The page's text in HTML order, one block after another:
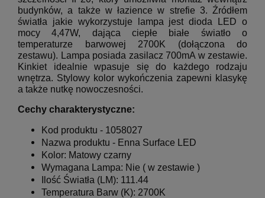
budynków, a także w łazience w strefie 3. Źródłem
światła jakie wykorzystuje lampa jest dioda LED o
mocy 4,47W, dająca ciepłe białe światło o
temperaturze barwowej 2700K (dołączona do
zestawu). Lampa posiada zasilacz 700mA w zestawie.
Kinkiet idealnie wpasuje się do każdego rodzaju
wnętrza. Stylowy kolor wykończenia zapewni klasykę
a także nutkę nowoczesności.
Cechy charakterystyczne:
Kod produktu - 1058027
Nazwa produktu - Enna Surface LED
Kolor: Matowy czarny
Wymagana Lampa: Nie ( w zestawie )
Ilość Światła (LM): 111.44
Temperatura Barw (K): 2700K